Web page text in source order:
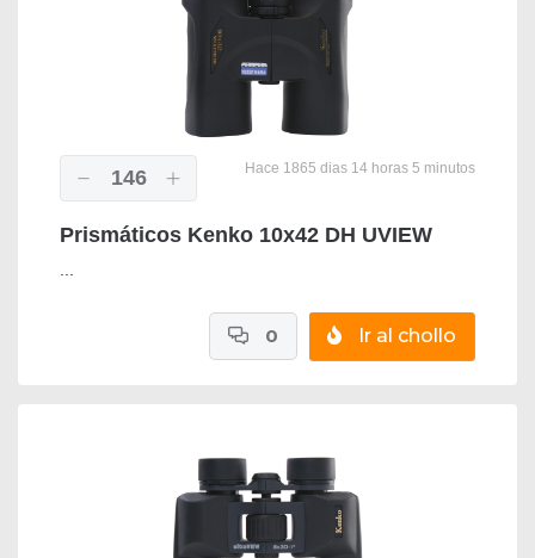
146 Hace 1865 dias 14 horas 5 minutos
Prismáticos Kenko 10x42 DH UVIEW
Ir al chollo
0